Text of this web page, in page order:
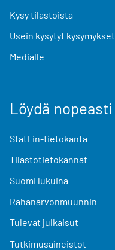
Kysy tilastoista
Usein kysytyt kysymykset
Medialle
Löydä nopeasti
StatFin-tietokanta
Tilastotietokannat
Suomi lukuina
Rahanarvonmuunnin
Tulevat julkaisut
Tutkimusaineistot